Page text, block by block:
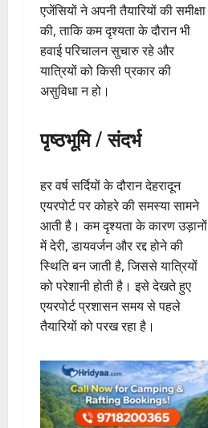
एजेंसियों ने अपनी तैयारियों की समीक्षा
की, ताकि कम दृश्यता के दौरान भी
हवाई परिचालन सुचारु रहे और
यात्रियों को किसी प्रकार की
असुविधा न हो।
पृष्ठभूमि / संदर्भ
हर वर्ष सर्दियों के दौरान देहरादून
एयरपोर्ट पर कोहरे की समस्या सामने
आती है। कम दृश्यता के कारण उड़ानों
में देरी, डायवर्जन और रद्द होने की
स्थिति बन जाती है, जिससे यात्रियों
को परेशानी होती है। इसे देखते हुए
एयरपोर्ट प्रशासन समय से पहले
तैयारियों को परख रहा है।